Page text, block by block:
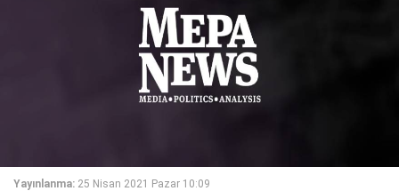
Yayınlanma: 25 Nisan 2021 Pazar 10:09